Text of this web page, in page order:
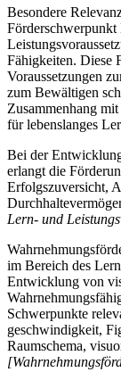
Besondere
Fähigkeiten. Diese
Voraussetzungen
zum Bewältigen
Zusammenhang
für lebenslanges
Bei der
erlangt die
Erfolgszuversicht,
Lern- und
im Bereich des
Entwicklung von
Schwerpunkte
geschwindigkeit,
Raumschema,